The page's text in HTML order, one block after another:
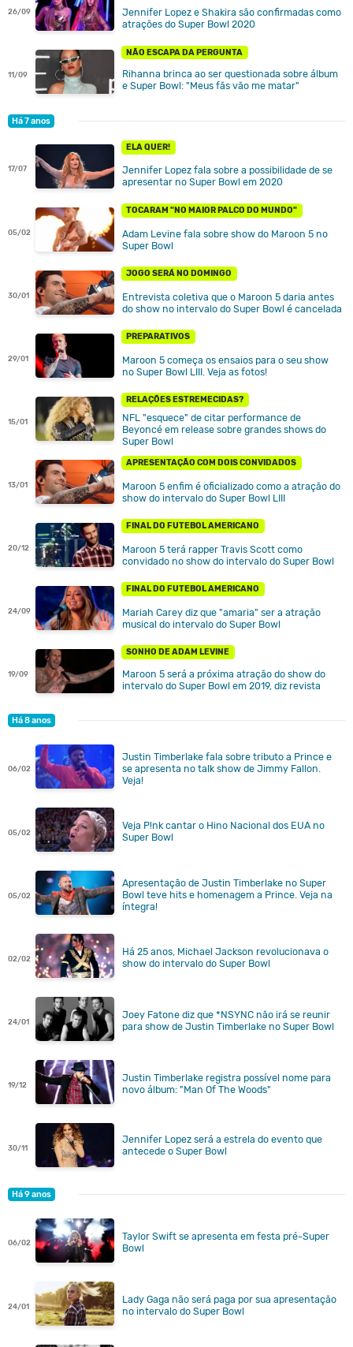
26/09
Jennifer Lopez e Shakira são confirmadas como
atrações do Super Bowl 2020
11/09
NÃO ESCAPA DA PERGUNTA
Rihanna brinca ao ser questionada sobre álbum
e Super Bowl: "Meus fãs vão me matar"
Há 7 anos
17/07
ELA QUER!
Jennifer Lopez fala sobre a possibilidade de se
apresentar no Super Bowl em 2020
05/02
TOCARAM "NO MAIOR PALCO DO MUNDO"
Adam Levine fala sobre show do Maroon 5 no
Super Bowl
30/01
JOGO SERÁ NO DOMINGO
Entrevista coletiva que o Maroon 5 daria antes
do show no intervalo do Super Bowl é cancelada
29/01
PREPARATIVOS
Maroon 5 começa os ensaios para o seu show
no Super Bowl LIII. Veja as fotos!
15/01
RELAÇÕES ESTREMECIDAS?
NFL "esquece" de citar performance de
Beyoncé em release sobre grandes shows do
Super Bowl
13/01
APRESENTAÇÃO COM DOIS CONVIDADOS
Maroon 5 enfim é oficializado como a atração do
show do intervalo do Super Bowl LIII
20/12
FINAL DO FUTEBOL AMERICANO
Maroon 5 terá rapper Travis Scott como
convidado no show do intervalo do Super Bowl
24/09
FINAL DO FUTEBOL AMERICANO
Mariah Carey diz que "amaria" ser a atração
musical do intervalo do Super Bowl
19/09
SONHO DE ADAM LEVINE
Maroon 5 será a próxima atração do show do
intervalo do Super Bowl em 2019, diz revista
Há 8 anos
06/02
Justin Timberlake fala sobre tributo a Prince e
se apresenta no talk show de Jimmy Fallon.
Veja!
05/02
Veja P!nk cantar o Hino Nacional dos EUA no
Super Bowl
05/02
Apresentação de Justin Timberlake no Super
Bowl teve hits e homenagem a Prince. Veja na
íntegra!
02/02
Há 25 anos, Michael Jackson revolucionava o
show do intervalo do Super Bowl
24/01
Joey Fatone diz que *NSYNC não irá se reunir
para show de Justin Timberlake no Super Bowl
19/12
Justin Timberlake registra possível nome para
novo álbum: "Man Of The Woods"
30/11
Jennifer Lopez será a estrela do evento que
antecede o Super Bowl
Há 9 anos
06/02
Taylor Swift se apresenta em festa pré-Super
Bowl
24/01
Lady Gaga não será paga por sua apresentação
no intervalo do Super Bowl